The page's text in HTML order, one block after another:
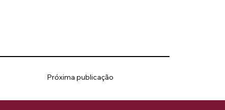
Próxima publicação